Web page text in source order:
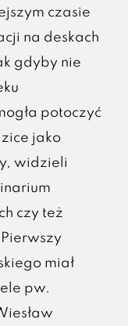
czasie
na deskach
gdyby nie
potoczyć
jako
widzieli
czy też
miał
pw.